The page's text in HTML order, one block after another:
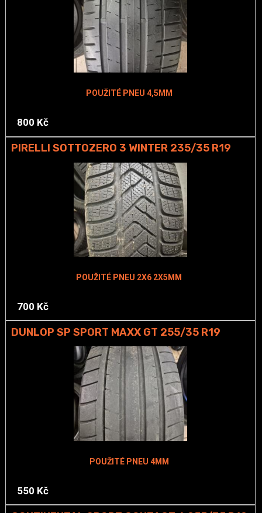
POUŽITÉ PNEU 4,5MM
800 Kč
PIRELLI SOTTOZERO 3 WINTER 235/35 R19
POUŽITÉ PNEU 2X6 2X5MM
700 Kč
DUNLOP SP SPORT MAXX GT 255/35 R19
POUŽITÉ PNEU 4MM
550 Kč